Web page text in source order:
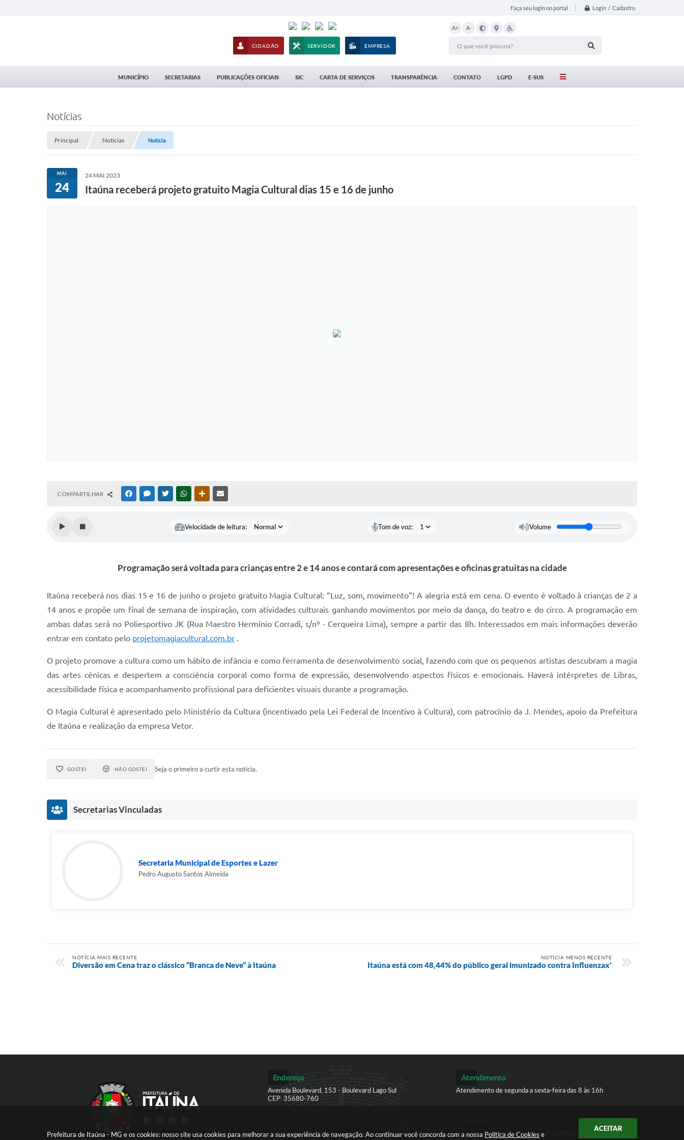
Prefeitura de Itaúna - MG e os cookies: nosso site usa cookies para melhorar a sua experiência de navegação. Ao continuar você concorda com a nossa Política de Cookies e
ACEITAR
Faça seu login no portal Login / Cadastro
CIDADÃO SERVIDOR EMPRESA
A+ A-
MUNICÍPIO SECRETARIAS PUBLICAÇÕES OFICIAIS SIC CARTA DE SERVIÇOS TRANSPARÊNCIA CONTATO LGPD E-SUS
Notícias
Principal Notícias Notícia
MAI
24
24 MAI 2023
Itaúna receberá projeto gratuito Magia Cultural dias 15 e 16 de junho
COMPARTILHAR FACEBOOKMESSENGER
TWITTERWHATSAPPOUTRAS MÍDIAS
Velocidade de leitura: Tom de voz: Volume
Programação será voltada para crianças entre 2 e 14 anos e contará com apresentações e oficinas gratuitas na cidade
Itaúna receberá nos dias 15 e 16 de junho o projeto gratuito Magia Cultural: “Luz, som, movimento”! A alegria está em cena. O evento é voltado à crianças de 2 a
14 anos e propõe um final de semana de inspiração, com atividades culturais ganhando movimentos por meio da dança, do teatro e do circo. A programação em
ambas datas será no Poliesportivo JK (Rua Maestro Hermínio Corradi, s/nº - Cerqueira Lima), sempre a partir das 8h. Interessados em mais informações deverão
entrar em contato pelo projetomagiacultural.com.br .
O projeto promove a cultura como um hábito de infância e como ferramenta de desenvolvimento social, fazendo com que os pequenos artistas descubram a magia
das artes cênicas e despertem a consciência corporal como forma de expressão, desenvolvendo aspectos físicos e emocionais. Haverá intérpretes de Libras,
acessibilidade física e acompanhamento profissional para deficientes visuais durante a programação.
O Magia Cultural é apresentado pelo Ministério da Cultura (incentivado pela Lei Federal de Incentivo à Cultura), com patrocínio da J. Mendes, apoio da Prefeitura
de Itaúna e realização da empresa Vetor.
GOSTEI NÃO GOSTEI Seja o primeiro a curtir esta notícia.
Secretarias Vinculadas
Secretaria Municipal de Esportes e Lazer
Pedro Augusto Santos Almeida
NOTÍCIA MAIS RECENTE
Diversão em Cena traz o clássico “Branca de Neve” à Itaúna
NOTÍCIA MENOS RECENTE
Itaúna está com 48,44% do público geral imunizado contra Influenzax'
Endereço
Avenida Boulevard, 153 - Boulevard Lago Sul
CEP: 35680-760
Atendimento
Atendimento de segunda a sexta-feira das 8 às 16h
(37) 3249-9500
Inscreva-see receba em seu e-mail informativos da